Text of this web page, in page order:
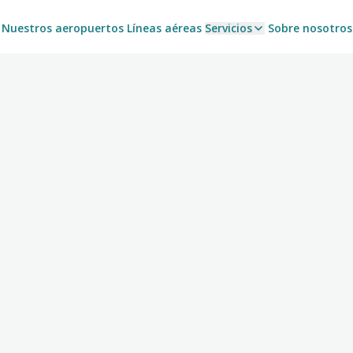
Nuestros aeropuertos Líneas aéreas Servicios Sobre nosotros